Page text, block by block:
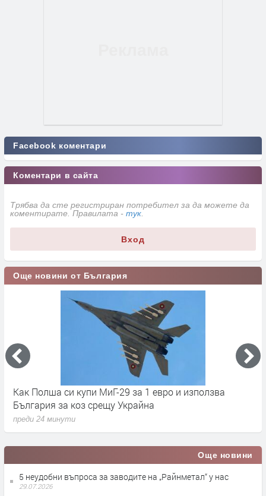
Facebook коментари
Коментари в сайта
Трябва да сте регистриран потребител за да можете да
коментирате. Правилата - тук
Вход
Още новини от България
Как Полша си купи МиГ-29 за 1 евро и използва
България за коз срещу Украйна
преди 24 минути
Още новини
5 неудобни въпроса за заводите на „Райнметал“ у нас
29.07.2026